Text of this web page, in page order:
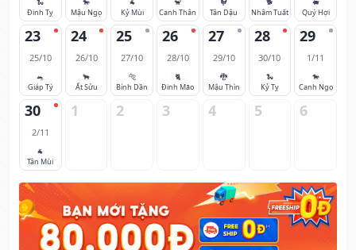
🐍
Đinh Tỵ
🐎
Mậu Ngọ
🐐
Kỷ Mùi
🐒
Canh Thân
🐓
Tân Dậu
🐕
Nhâm Tuất
🐖
Quý Hợi
23
25/10
🐀
Giáp Tý
24
26/10
🐂
Ất Sửu
25
27/10
🐅
Bính Dần
26
28/10
🐈
Đinh Mão
27
29/10
🐉
Mậu Thìn
28
30/10
🐍
Kỷ Tỵ
29
1/11
🐎
Canh Ngọ
30
2/11
🐐
Tân Mùi
1 2 3 4 5 6